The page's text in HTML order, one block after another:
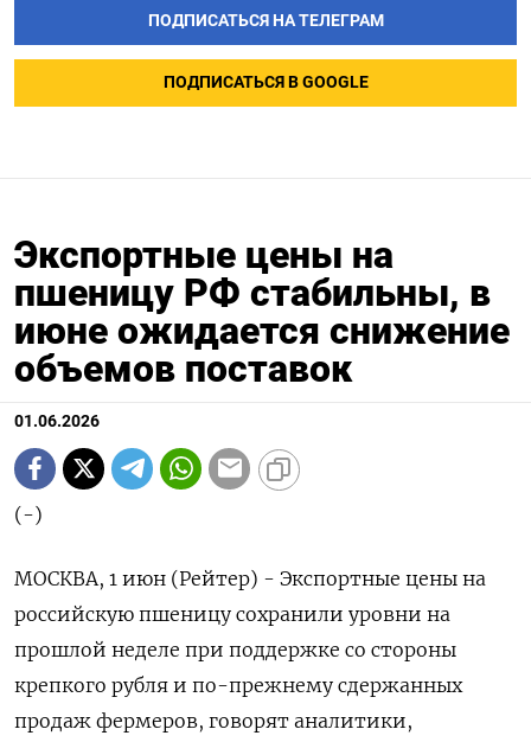
ПОДПИСАТЬСЯ НА ТЕЛЕГРАМ
ПОДПИСАТЬСЯ В GOOGLE
Экспортные цены на
пшеницу РФ стабильны, в
июне ожидается снижение
объемов поставок
01.06.2026
(-)
МОСКВА, 1 июн (Рейтер) - Экспортные цены на
российскую пшеницу сохранили уровни на
прошлой неделе при поддержке со стороны
крепкого рубля и по-прежнему сдержанных
продаж фермеров, говорят аналитики,